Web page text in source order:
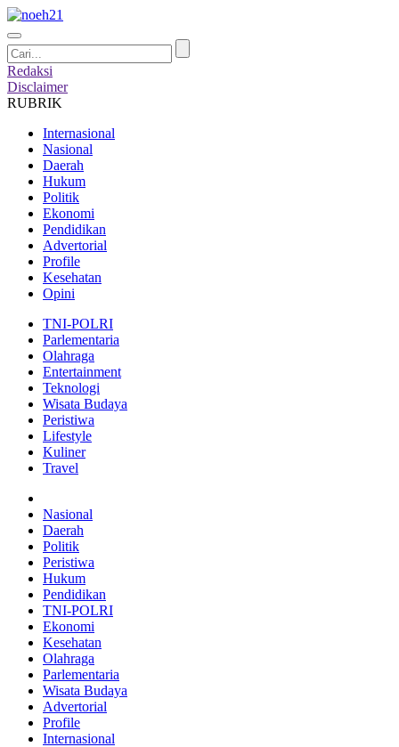
Redaksi
Disclaimer
RUBRIK
Internasional
Nasional
Daerah
Hukum
Politik
Ekonomi
Pendidikan
Advertorial
Profile
Kesehatan
Opini
TNI-POLRI
Parlementaria
Olahraga
Entertainment
Teknologi
Wisata Budaya
Peristiwa
Lifestyle
Kuliner
Travel
Nasional
Daerah
Politik
Peristiwa
Hukum
Pendidikan
TNI-POLRI
Ekonomi
Kesehatan
Olahraga
Parlementaria
Wisata Budaya
Advertorial
Profile
Internasional